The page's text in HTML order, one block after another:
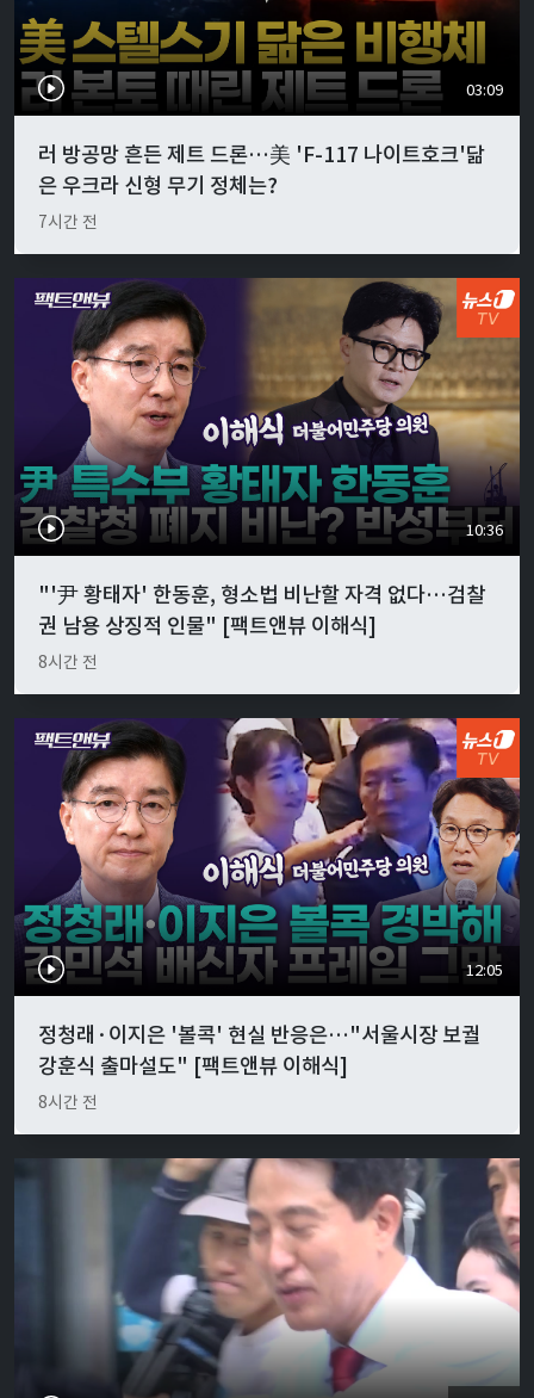
03:09
러 방공망 흔든 제트 드론…美 'F-117 나이트호크'닮
은 우크라 신형 무기 정체는?
7시간 전
10:36
"'尹 황태자' 한동훈, 형소법 비난할 자격 없다…검찰
권 남용 상징적 인물" [팩트앤뷰 이해식]
8시간 전
12:05
정청래·이지은 '볼콕' 현실 반응은…"서울시장 보궐
강훈식 출마설도" [팩트앤뷰 이해식]
8시간 전